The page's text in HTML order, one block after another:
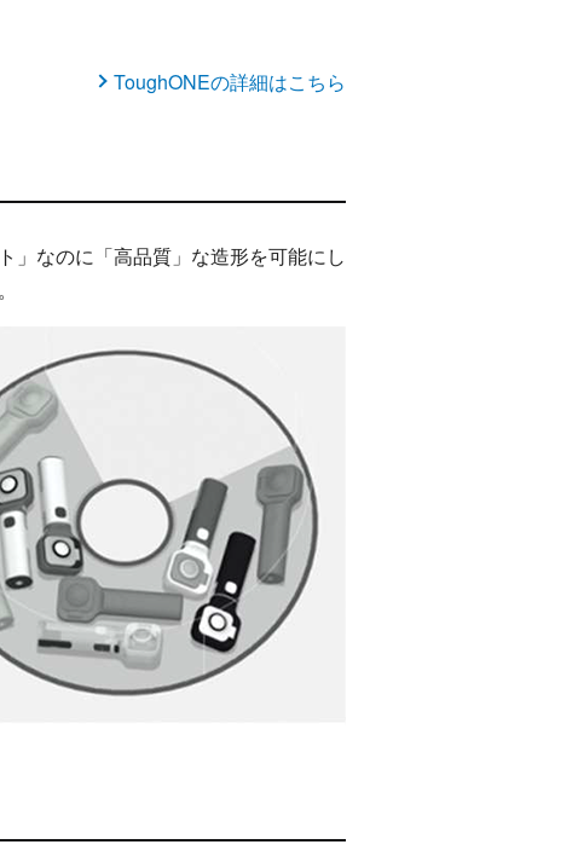
ToughONEの詳細はこちら
」なのに「高品質」な造形を可能にし